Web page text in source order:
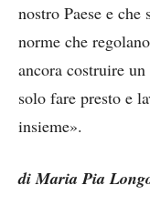
nostro Paese e
norme che
ancora costruire
solo fare presto e
insieme».
di Maria Pia